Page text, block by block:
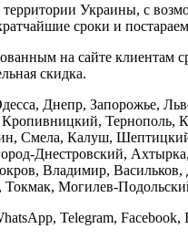
Украины, с
сроки и
на сайте клиентам
скидка.
Днепр, Запорожье,
Тернополь,
Смела, Калуш,
Днестровский,
Владимир, Васильков,
Могилев-
Telegram,